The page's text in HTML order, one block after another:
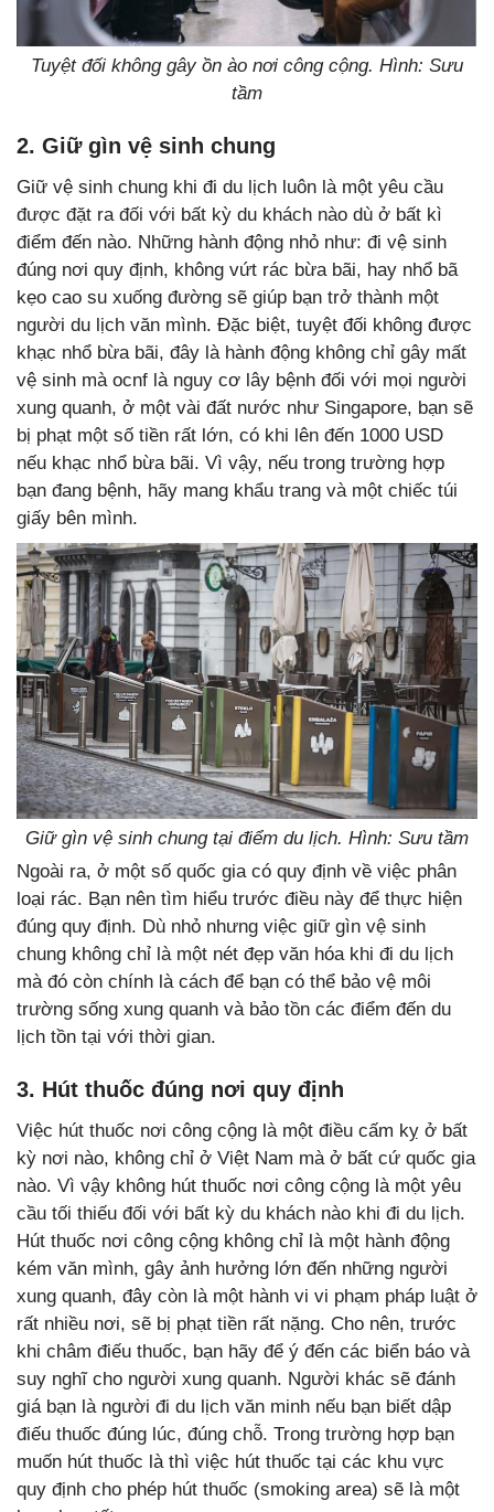
Tuyệt đối không gây ồn ào nơi công cộng. Hình: Sưu
tầm
2. Giữ gìn vệ sinh chung
Giữ vệ sinh chung khi đi du lịch luôn là một yêu cầu
được đặt ra đối với bất kỳ du khách nào dù ở bất kì
điểm đến nào. Những hành động nhỏ như: đi vệ sinh
đúng nơi quy định, không vứt rác bừa bãi, hay nhổ bã
kẹo cao su xuống đường sẽ giúp bạn trở thành một
người du lịch văn mình. Đặc biệt, tuyệt đối không được
khạc nhổ bừa bãi, đây là hành động không chỉ gây mất
vệ sinh mà ocnf là nguy cơ lây bệnh đối với mọi người
xung quanh, ở một vài đất nước như Singapore, bạn sẽ
bị phạt một số tiền rất lớn, có khi lên đến 1000 USD
nếu khạc nhổ bừa bãi. Vì vậy, nếu trong trường hợp
bạn đang bệnh, hãy mang khẩu trang và một chiếc túi
giấy bên mình.
Giữ gìn vệ sinh chung tại điểm du lịch. Hình: Sưu tầm
Ngoài ra, ở một số quốc gia có quy định về việc phân
loại rác. Bạn nên tìm hiểu trước điều này để thực hiện
đúng quy định. Dù nhỏ nhưng việc giữ gìn vệ sinh
chung không chỉ là một nét đẹp văn hóa khi đi du lịch
mà đó còn chính là cách để bạn có thể bảo vệ môi
trường sống xung quanh và bảo tồn các điểm đến du
lịch tồn tại với thời gian.
3. Hút thuốc đúng nơi quy định
Việc hút thuốc nơi công cộng là một điều cấm kỵ ở bất
kỳ nơi nào, không chỉ ở Việt Nam mà ở bất cứ quốc gia
nào. Vì vậy không hút thuốc nơi công cộng là một yêu
cầu tối thiếu đối với bất kỳ du khách nào khi đi du lịch.
Hút thuốc nơi công cộng không chỉ là một hành động
kém văn mình, gây ảnh hưởng lớn đến những người
xung quanh, đây còn là một hành vi vi phạm pháp luật ở
rất nhiều nơi, sẽ bị phạt tiền rất nặng. Cho nên, trước
khi châm điếu thuốc, bạn hãy để ý đến các biển báo và
suy nghĩ cho người xung quanh. Người khác sẽ đánh
giá bạn là người đi du lịch văn minh nếu bạn biết dập
điếu thuốc đúng lúc, đúng chỗ. Trong trường hợp bạn
muốn hút thuốc là thì việc hút thuốc tại các khu vực
quy định cho phép hút thuốc (smoking area) sẽ là một